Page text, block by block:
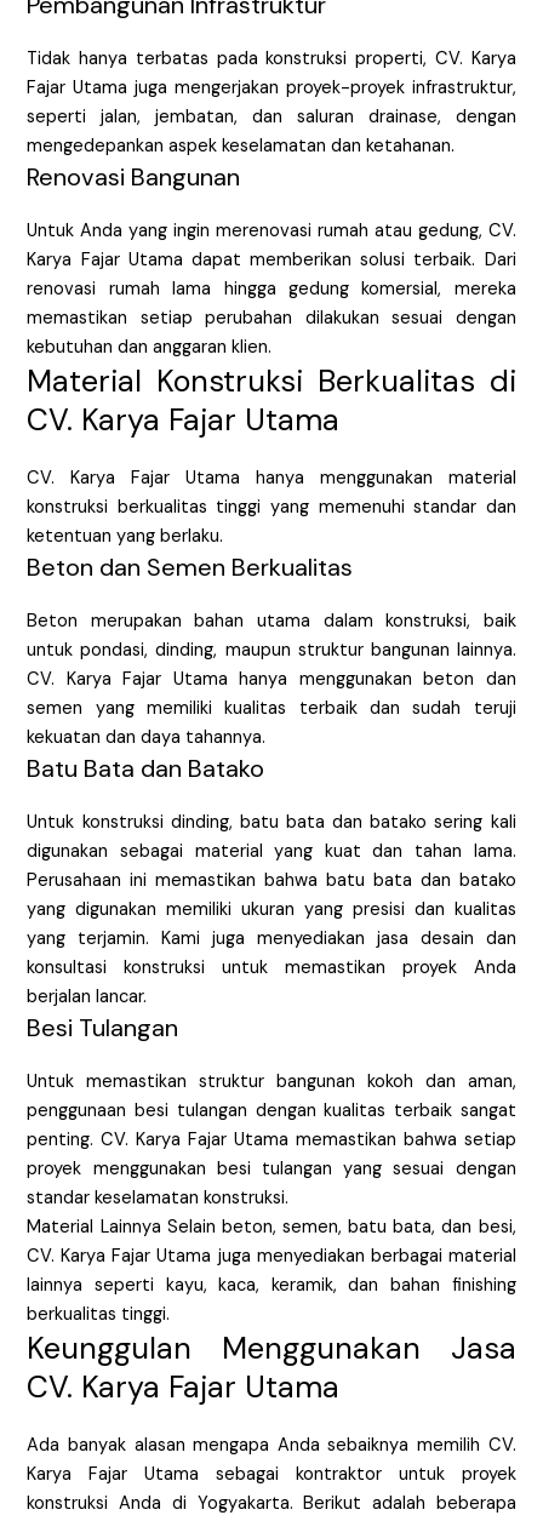
Tidak hanya terbatas pada konstruksi properti, CV. Karya
Fajar Utama juga mengerjakan proyek-proyek infrastruktur,
seperti jalan, jembatan, dan saluran drainase, dengan
mengedepankan aspek keselamatan dan ketahanan.
Renovasi Bangunan
Untuk Anda yang ingin merenovasi rumah atau gedung, CV.
Karya Fajar Utama dapat memberikan solusi terbaik. Dari
renovasi rumah lama hingga gedung komersial, mereka
memastikan setiap perubahan dilakukan sesuai dengan
kebutuhan dan anggaran klien.
Material Konstruksi Berkualitas di
CV. Karya Fajar Utama
CV. Karya Fajar Utama hanya menggunakan material
konstruksi berkualitas tinggi yang memenuhi standar dan
ketentuan yang berlaku.
Beton dan Semen Berkualitas
Beton merupakan bahan utama dalam konstruksi, baik
untuk pondasi, dinding, maupun struktur bangunan lainnya.
CV. Karya Fajar Utama hanya menggunakan beton dan
semen yang memiliki kualitas terbaik dan sudah teruji
kekuatan dan daya tahannya.
Batu Bata dan Batako
Untuk konstruksi dinding, batu bata dan batako sering kali
digunakan sebagai material yang kuat dan tahan lama.
Perusahaan ini memastikan bahwa batu bata dan batako
yang digunakan memiliki ukuran yang presisi dan kualitas
yang terjamin. Kami juga menyediakan jasa desain dan
konsultasi konstruksi untuk memastikan proyek Anda
berjalan lancar.
Besi Tulangan
Untuk memastikan struktur bangunan kokoh dan aman,
penggunaan besi tulangan dengan kualitas terbaik sangat
penting. CV. Karya Fajar Utama memastikan bahwa setiap
proyek menggunakan besi tulangan yang sesuai dengan
standar keselamatan konstruksi.
Material Lainnya Selain beton, semen, batu bata, dan besi,
CV. Karya Fajar Utama juga menyediakan berbagai material
lainnya seperti kayu, kaca, keramik, dan bahan finishing
berkualitas tinggi.
Keunggulan Menggunakan Jasa
CV. Karya Fajar Utama
Ada banyak alasan mengapa Anda sebaiknya memilih CV.
Karya Fajar Utama sebagai kontraktor untuk proyek
konstruksi Anda di Yogyakarta. Berikut adalah beberapa